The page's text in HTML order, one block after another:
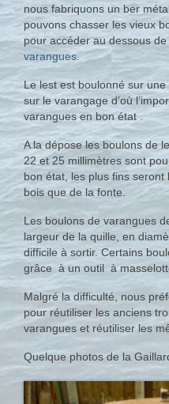
nous fabriquons un ber
pouvons chasser les vieux
pour accéder au dessous
varangues.
Le lest est boulonné sur
sur le varangage d’où
varangues en bon état .
A la dépose les boulons de
22 et 25 millimètres sont
bon état, les plus fins
bois que de la fonte.
Les boulons de varangues
largeur de la quille, en
difficile à sortir. Certains
grâce à un outil à
Malgré la difficulté, nous
pour réutiliser les anciens
varangues et réutiliser les
Quelque photos de la